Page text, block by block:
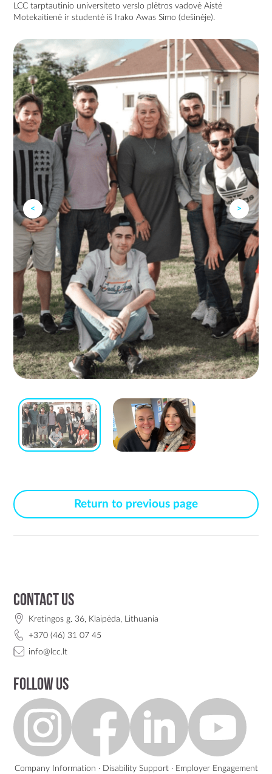
LCC tarptautinio universiteto verslo plėtros vadovė Aistė
Motekaitienė ir studentė iš Irako Awas Simo (dešinėje).
< >
Return to previous page
Contact us
Kretingos g. 36, Klaipėda, Lithuania
+370 (46) 31 07 45
info@lcc.lt
Follow us
Company Information · Disability Support· Employer Engagement